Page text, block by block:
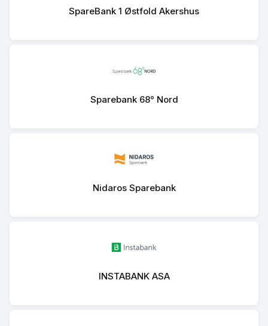
SpareBank 1 Østfold Akershus
Sparebank 68° Nord
Nidaros Sparebank
INSTABANK ASA